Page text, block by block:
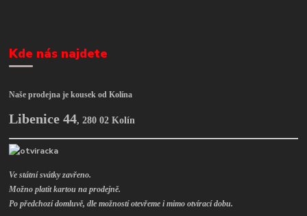
Kde nás najdete
Naše prodejna je kousek od Kolína
Libenice 44,280 02 Kolín
Ve státní svátky zavřeno.
Možno platit kartou na prodejně.
Po předchozí domluvě, dle možností otevřeme i mimo otvírací dobu.